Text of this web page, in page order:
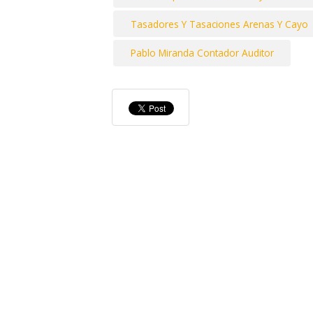
Tasadores Y Tasaciones Arenas Y Cayo
Pablo Miranda Contador Auditor